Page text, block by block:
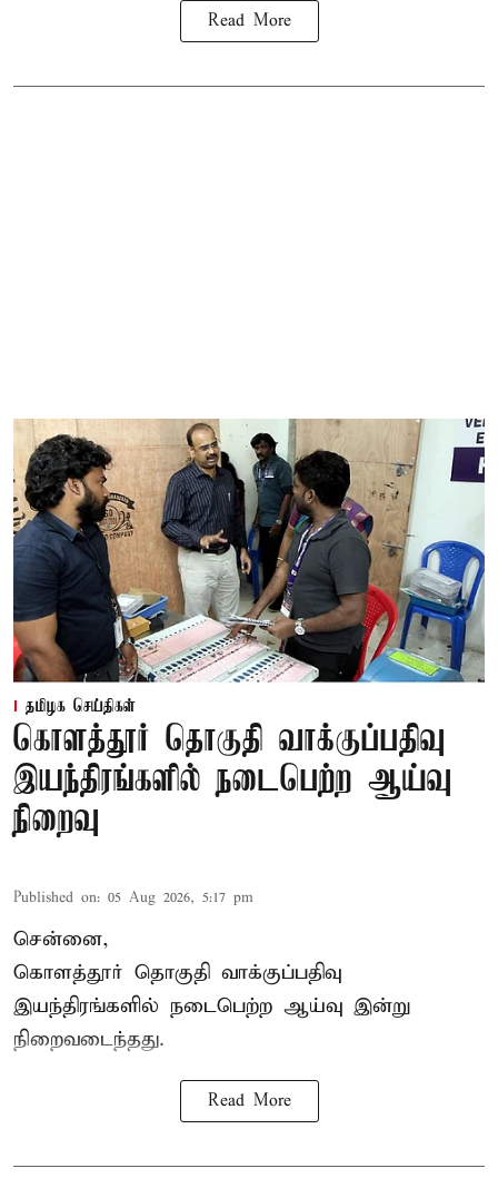
Read More
தமிழக செய்திகள்
கொளத்தூர் தொகுதி வாக்குப்பதிவு
இயந்திரங்களில் நடைபெற்ற ஆய்வு
நிறைவு
Published on: 05 Aug 2026, 5:17 pm
சென்னை,
கொளத்தூர் தொகுதி வாக்குப்பதிவு
இயந்திரங்களில் நடைபெற்ற ஆய்வு இன்று
நிறைவடைந்தது.
Read More